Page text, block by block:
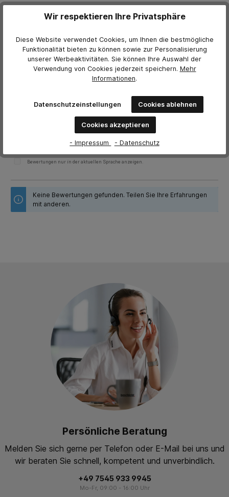
Hersteller:beschicht
Bewertungen
Durchschnittliche Bewertung von 0 von 5 Sternen
Bewerten Sie dieses Produkt!
Teilen Sie Ihre Erfahrungen mit anderen Kunden.
Bewertung schreiben
Bewertungen nur in der aktuellen Sprache anzeigen.
Keine Bewertungen gefunden. Teilen Sie Ihre Erfahrungen
mit anderen.
Persönliche Beratung
Melden Sie sich gerne per Telefon oder E-Mail bei uns und
wir beraten Sie schnell, kompetent und unverbindlich.
+49 7545 933 9945
Mo-Fr, 09:00 - 16:00 Uhr
Wir respektieren Ihre Privatsphäre
Diese Website verwendet Cookies, um Ihnen die bestmögliche
Funktionalität bieten zu können sowie zur Personalisierung
unserer Werbeaktivitäten. Sie können Ihre Auswahl der
Verwendung von Cookies jederzeit speichern. Mehr
Informationen.
Datenschutzeinstellungen Cookies ablehnen
Cookies akzeptieren
- Impressum - Datenschutz